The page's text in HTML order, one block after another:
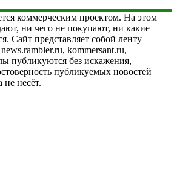
коммерческим проектом. На этом
ни чего не покупают, ни какие
Сайт представляет собой ленту
kommersant.ru,
публикуются без искажения,
публикуемых новостей
несёт.